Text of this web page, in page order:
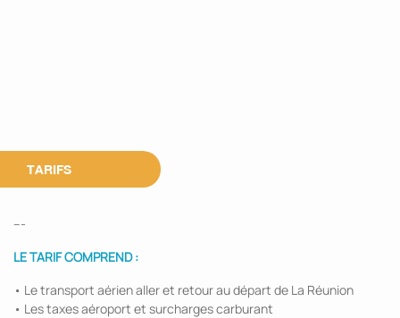
TARIFS
---
LE TARIF COMPREND :
• Le transport aérien aller et retour au départ de La Réunion
• Les taxes aéroport et surcharges carburant